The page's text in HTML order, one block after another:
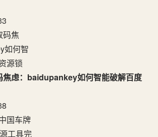
焦虑：baidupankey如何智能破解百度